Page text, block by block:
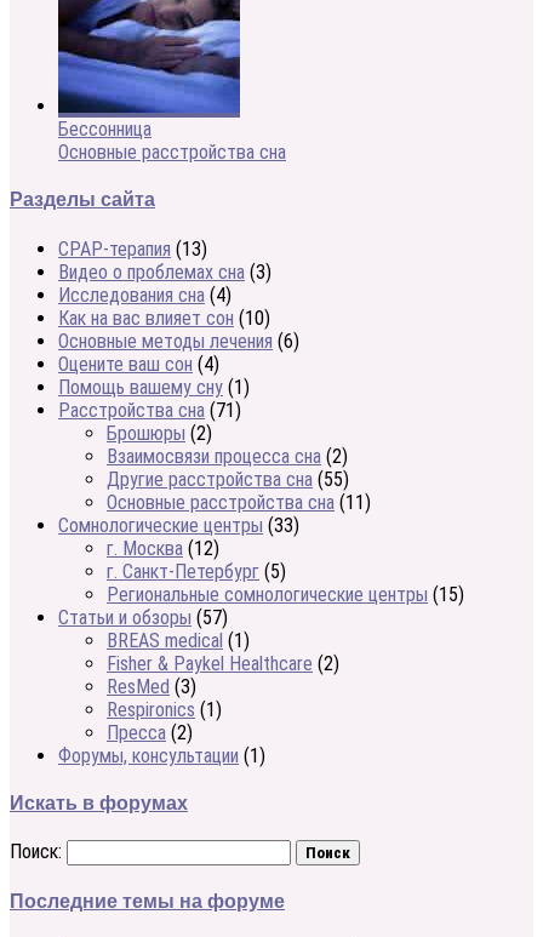
Бессонница
Основные расстройства сна
Разделы сайта
CPAP-терапия (13)
Видео о проблемах сна (3)
Исследования сна (4)
Как на вас влияет сон (10)
Основные методы лечения (6)
Оцените ваш сон (4)
Помощь вашему сну (1)
Расстройства сна (71)
Брошюры (2)
Взаимосвязи процесса сна (2)
Другие расстройства сна (55)
Основные расстройства сна (11)
Сомнологические центры (33)
г. Москва (12)
г. Санкт-Петербург (5)
Региональные сомнологические центры (15)
Статьи и обзоры (57)
BREAS medical (1)
Fisher & Paykel Healthcare (2)
ResMed (3)
Respironics (1)
Пресса (2)
Форумы, консультации (1)
Искать в форумах
Поиск:
Последние темы на форуме